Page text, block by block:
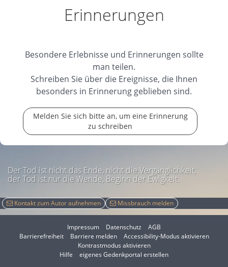
Erinnerungen
Besondere Erlebnisse und Erinnerungen sollte
man teilen.
Schreiben Sie über die Ereignisse, die Ihnen
besonders in Erinnerung geblieben sind.
Melden Sie sich bitte an, um eine Erinnerung
zu schreiben
Der Tod ist nicht das Ende, nicht die Vergänglichkeit,
der Tod ist nur die Wende, Beginn der Ewigkeit.
Kontakt zum Autor aufnehmen Missbrauch melden
Impressum Datenschutz
AGB
Barrierefreiheit
Barriere melden
I
m
A
Accessibility-Modus aktivieren
I
m
Kontrastmodus aktivieren
Hilfe
eigenes Gedenkportal erstellen